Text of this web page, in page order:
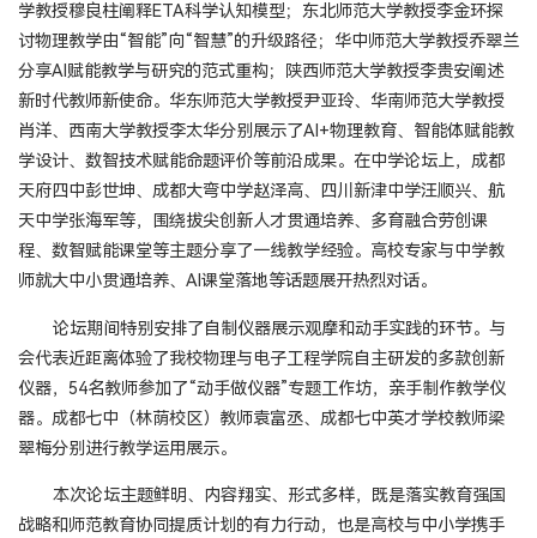
学教授穆良柱阐释ETA科学认知模型；东北师范大学教授李金环探
讨物理教学由“智能”向“智慧”的升级路径；华中师范大学教授乔翠兰
分享AI赋能教学与研究的范式重构；陕西师范大学教授李贵安阐述
新时代教师新使命。华东师范大学教授尹亚玲、华南师范大学教授
肖洋、西南大学教授李太华分别展示了AI+物理教育、智能体赋能教
学设计、数智技术赋能命题评价等前沿成果。在中学论坛上，成都
天府四中彭世坤、成都大弯中学赵泽高、四川新津中学汪顺兴、航
天中学张海军等，围绕拔尖创新人才贯通培养、多育融合劳创课
程、数智赋能课堂等主题分享了一线教学经验。高校专家与中学教
师就大中小贯通培养、AI课堂落地等话题展开热烈对话。
论坛期间特别安排了自制仪器展示观摩和动手实践的环节。与
会代表近距离体验了我校物理与电子工程学院自主研发的多款创新
仪器，54名教师参加了“动手做仪器”专题工作坊，亲手制作教学仪
器。成都七中（林荫校区）教师袁富丞、成都七中英才学校教师梁
翠梅分别进行教学运用展示。
本次论坛主题鲜明、内容翔实、形式多样，既是落实教育强国
战略和师范教育协同提质计划的有力行动，也是高校与中小学携手